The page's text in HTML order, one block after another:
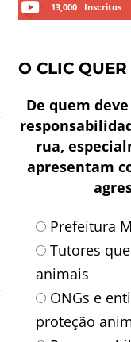
13,000 Inscritos
O CLIC
De quem
rua,
apresentam
Prefeitura
Tutores
animais
ONGs e
proteção